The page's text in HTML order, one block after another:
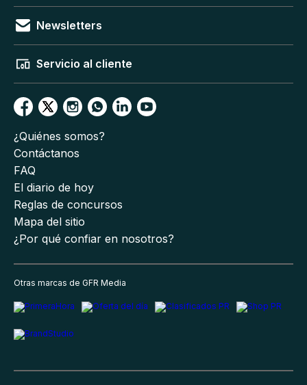
Newsletters
Servicio al cliente
¿Quiénes somos?
Contáctanos
FAQ
El diario de hoy
Reglas de concursos
Mapa del sitio
¿Por qué confiar en nosotros?
Otras marcas de GFR Media